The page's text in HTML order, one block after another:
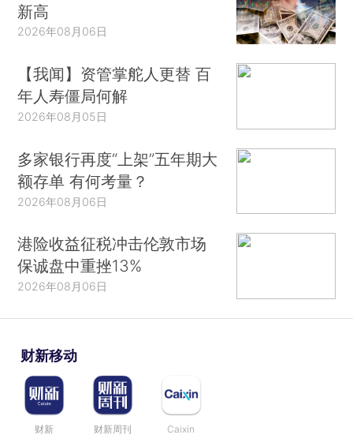
新高
2026年08月06日
【我闻】资管掌舵人更替 百
年人寿僵局何解
2026年08月05日
多家银行再度“上架”五年期大
额存单 有何考量？
2026年08月06日
港险收益征税冲击伦敦市场
保诚盘中重挫13%
2026年08月06日
财新移动
财新 财新周刊 Caixin